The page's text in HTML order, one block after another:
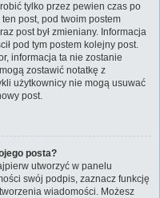
tylko przez pewien czas po
post, pod twoim postem
post był zmieniany. Informacja
pod tym postem kolejny post.
informacja ta nie zostanie
zostawić notatkę z
użytkownicy nie mogą usuwać
post.
posta?
utworzyć w panelu
swój podpis, zaznacz funkcję
wiadomości. Możesz